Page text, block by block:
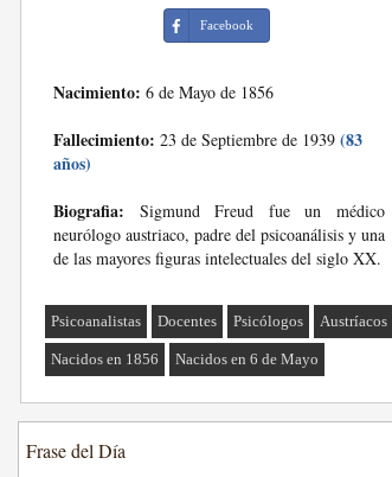
Facebook
Nacimiento: 6 de Mayo de 1856
Fallecimiento: 23 de Septiembre de 1939 (83
años)
Biografia: Sigmund Freud fue un médico
neurólogo austriaco, padre del psicoanálisis y una
de las mayores figuras intelectuales del siglo XX.
Psicoanalistas Docentes Psicólogos Austríacos
Nacidos en 1856 Nacidos en 6 de Mayo
Frase del Día